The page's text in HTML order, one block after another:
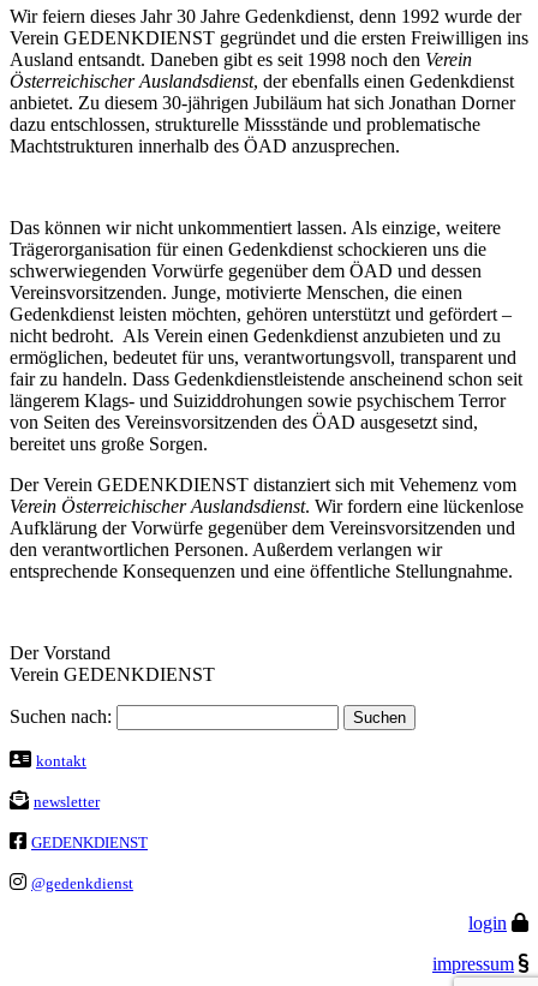
Wir feiern dieses Jahr 30 Jahre Gedenkdienst, denn 1992 wurde der
Verein GEDENKDIENST gegründet und die ersten Freiwilligen ins
Ausland entsandt. Daneben gibt es seit 1998 noch den Verein
Österreichischer Auslandsdienst, der ebenfalls einen Gedenkdienst
anbietet. Zu diesem 30-jährigen Jubiläum hat sich Jonathan Dorner
dazu entschlossen, strukturelle Missstände und problematische
Machtstrukturen innerhalb des ÖAD anzusprechen.
Das können wir nicht unkommentiert lassen. Als einzige, weitere
Trägerorganisation für einen Gedenkdienst schockieren uns die
schwerwiegenden Vorwürfe gegenüber dem ÖAD und dessen
Vereinsvorsitzenden. Junge, motivierte Menschen, die einen
Gedenkdienst leisten möchten, gehören unterstützt und gefördert –
nicht bedroht. Als Verein einen Gedenkdienst anzubieten und zu
ermöglichen, bedeutet für uns, verantwortungsvoll, transparent und
fair zu handeln. Dass Gedenkdienstleistende anscheinend schon seit
längerem Klags- und Suiziddrohungen sowie psychischem Terror
von Seiten des Vereinsvorsitzenden des ÖAD ausgesetzt sind,
bereitet uns große Sorgen.
Der Verein GEDENKDIENST distanziert sich mit Vehemenz vom
Verein Österreichischer Auslandsdienst. Wir fordern eine lückenlose
Aufklärung der Vorwürfe gegenüber dem Vereinsvorsitzenden und
den verantwortlichen Personen. Außerdem verlangen wir
entsprechende Konsequenzen und eine öffentliche Stellungnahme.
Der Vorstand
Verein GEDENKDIENST
Suchen nach:
kontakt
newsletter
GEDENKDIENST
@gedenkdienst
login
impressum